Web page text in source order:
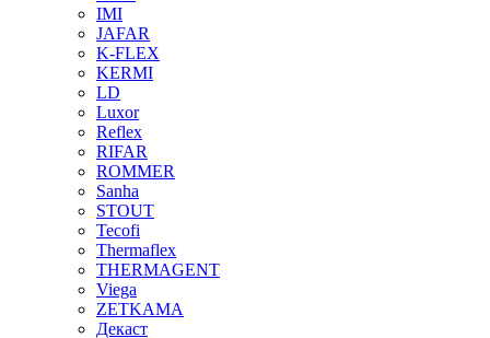
IMI
JAFAR
K-FLEX
KERMI
LD
Luxor
Reflex
RIFAR
ROMMER
Sanha
STOUT
Tecofi
Thermaflex
THERMAGENT
Viega
ZETKAMA
Декаст